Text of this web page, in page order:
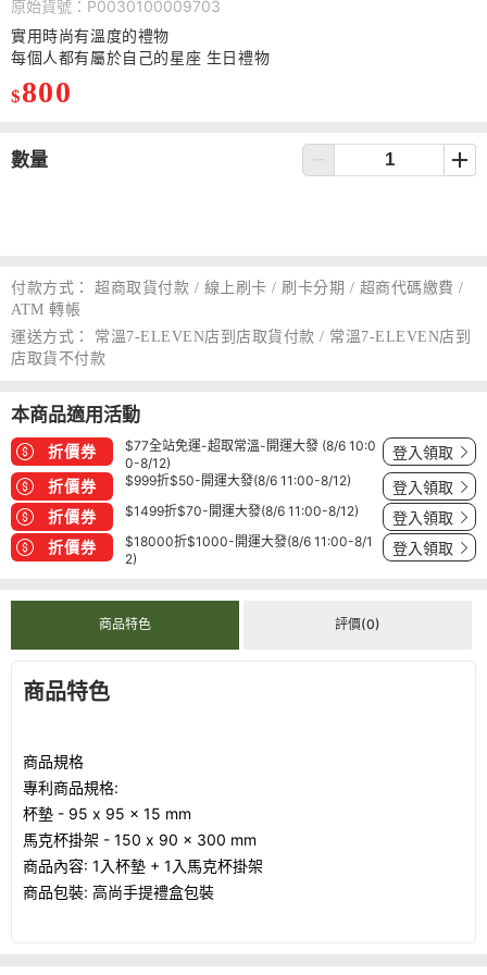
原始貨號：P0030100009703
實用時尚有溫度的禮物
每個人都有屬於自己的星座 生日禮物
$800
數量
付款方式：
超商取貨付款 / 線上刷卡 / 刷卡分期 / 超商代碼繳費 /
ATM 轉帳
運送方式：
常溫7-ELEVEN店到店取貨付款 / 常溫7-ELEVEN店到
店取貨不付款
本商品適用活動
折價券
$77全站免運-超取常溫-開運大發 (8/6 10:0
0-8/12)
登入領取
折價券 $999折$50-開運大發(8/6 11:00-8/12) 登入領取
折價券 $1499折$70-開運大發(8/6 11:00-8/12) 登入領取
折價券
$18000折$1000-開運大發(8/6 11:00-8/1
2)
登入領取
商品特色 評價(0)
商品特色
商品規格
專利商品規格:
杯墊 - 95 x 95 x 15 mm
馬克杯掛架 - 150 x 90 x 300 mm
商品內容: 1入杯墊 + 1入馬克杯掛架
商品包裝: 高尚手提禮盒包裝